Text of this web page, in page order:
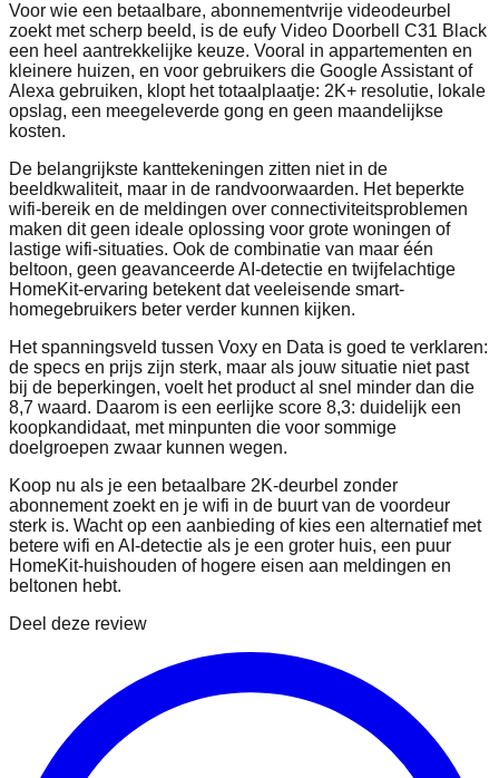
Voor wie een betaalbare, abonnementvrije videodeurbel
zoekt met scherp beeld, is de eufy Video Doorbell C31 Black
een heel aantrekkelijke keuze. Vooral in appartementen en
kleinere huizen, en voor gebruikers die Google Assistant of
Alexa gebruiken, klopt het totaalplaatje: 2K+ resolutie, lokale
opslag, een meegeleverde gong en geen maandelijkse
kosten.
De belangrijkste kanttekeningen zitten niet in de
beeldkwaliteit, maar in de randvoorwaarden. Het beperkte
wifi-bereik en de meldingen over connectiviteitsproblemen
maken dit geen ideale oplossing voor grote woningen of
lastige wifi-situaties. Ook de combinatie van maar één
beltoon, geen geavanceerde AI-detectie en twijfelachtige
HomeKit-ervaring betekent dat veeleisende smart-
homegebruikers beter verder kunnen kijken.
Het spanningsveld tussen Voxy en Data is goed te verklaren:
de specs en prijs zijn sterk, maar als jouw situatie niet past
bij de beperkingen, voelt het product al snel minder dan die
8,7 waard. Daarom is een eerlijke score 8,3: duidelijk een
koopkandidaat, met minpunten die voor sommige
doelgroepen zwaar kunnen wegen.
Koop nu als je een betaalbare 2K-deurbel zonder
abonnement zoekt en je wifi in de buurt van de voordeur
sterk is. Wacht op een aanbieding of kies een alternatief met
betere wifi en AI-detectie als je een groter huis, een puur
HomeKit-huishouden of hogere eisen aan meldingen en
beltonen hebt.
Deel deze review